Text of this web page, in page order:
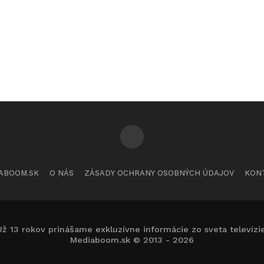
O NÁS ZÁSADY OCHRANY OSOBNÝCH ÚDAJOV
13 rokov prinášame exkluzívne informácie zo sveta
Mediaboom.sk © 2013 - 2026